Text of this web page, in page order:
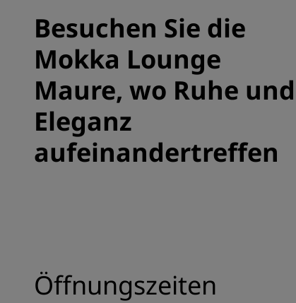
Besuchen Sie die
Mokka Lounge
Maure, wo Ruhe und
Eleganz
aufeinandertreffen
Öffnungszeiten